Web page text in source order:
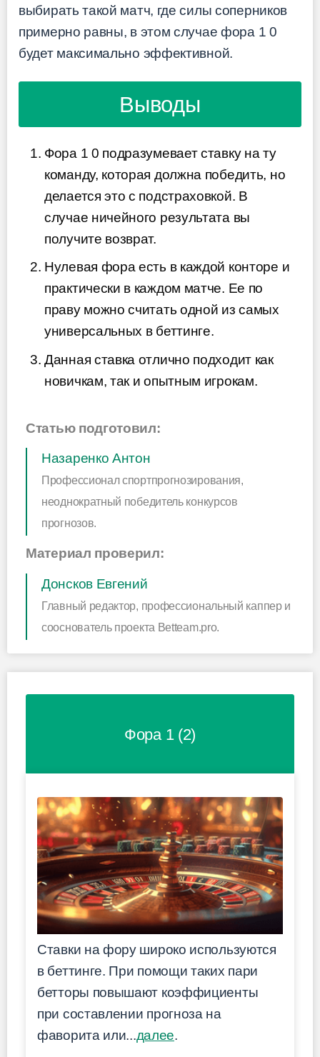
выбирать такой матч, где силы соперников
примерно равны, в этом случае фора 1 0
будет максимально эффективной.
Выводы
Фора 1 0 подразумевает ставку на ту
команду, которая должна победить, но
делается это с подстраховкой. В
случае ничейного результата вы
получите возврат.
Нулевая фора есть в каждой конторе и
практически в каждом матче. Ее по
праву можно считать одной из самых
универсальных в беттинге.
Данная ставка отлично подходит как
новичкам, так и опытным игрокам.
Статью подготовил:
Назаренко Антон
Профессионал спортпрогнозирования,
неоднократный победитель конкурсов
прогнозов.
Материал проверил:
Донсков Евгений
Главный редактор, профессиональный каппер и
сооснователь проекта Betteam.pro.
Фора 1 (2)
Ставки на фору широко используются
в беттинге. При помощи таких пари
бетторы повышают коэффициенты
при составлении прогноза на
фаворита или...далее.